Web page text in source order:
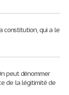
constitution, qui a le
peut dénommer
de la légitimité de